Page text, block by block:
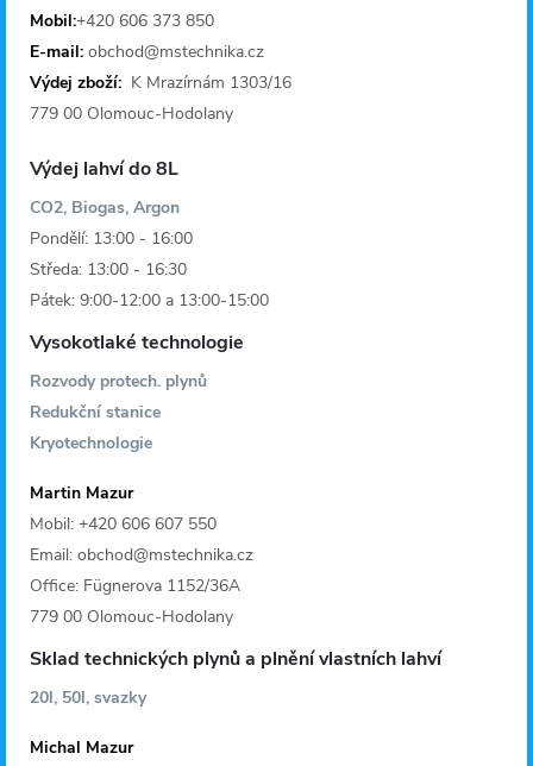
Mobil:+420 606 373 850
E-mail: obchod@mstechnika.cz
Výdej zboží: K Mrazírnám 1303/16
779 00 Olomouc-Hodolany
Výdej lahví do 8L
CO2, Biogas, Argon
Pondělí: 13:00 - 16:00
Středa: 13:00 - 16:30
Pátek: 9:00-12:00 a 13:00-15:00
Vysokotlaké technologie
Rozvody protech. plynů
Redukční stanice
Kryotechnologie
Martin Mazur
Mobil: +420 606 607 550
Email: obchod@mstechnika.cz
Office: Fügnerova 1152/36A
779 00 Olomouc-Hodolany
Sklad technických plynů a plnění vlastních lahví
20l, 50l, svazky
Michal Mazur